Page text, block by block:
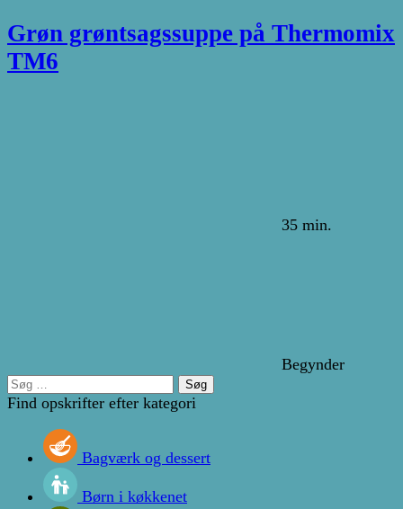
Grøn grøntsagssuppe på Thermomix
TM6
35 min.
Begynder
Søg
efter:
Find opskrifter efter kategori
Bagværk og dessert
Børn i køkkenet